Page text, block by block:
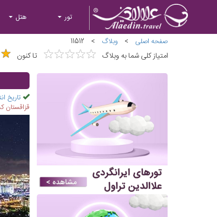
تور هتل
صفحه اصلی > وبلاگ >
11512
امتیاز کلی شما به وبلاگ ★★★★★
★★★★★ تا کنون ★
★
تاریخ
قزاقستان